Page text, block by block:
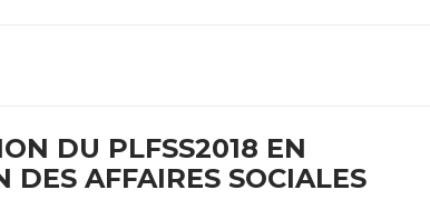
DU PLFSS2018 EN
DES AFFAIRES SOCIALES